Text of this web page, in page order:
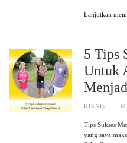
Lanjutkan
5 Tips
Untuk
BISNIS ·
Tips Sukses
yang saya